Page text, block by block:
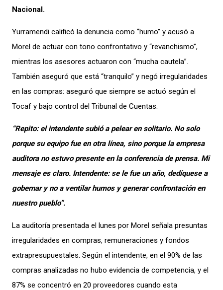
Nacional.
Yurramendi calificó la denuncia como “humo” y acusó a
Morel de actuar con tono confrontativo y “revanchismo”,
mientras los asesores actuaron con “mucha cautela”.
También aseguró que está “tranquilo” y negó irregularidades
en las compras: aseguró que siempre se actuó según el
Tocaf y bajo control del Tribunal de Cuentas.
“Repito: el intendente subió a pelear en solitario. No solo
porque su equipo fue en otra línea, sino porque la empresa
auditora no estuvo presente en la conferencia de prensa. Mi
mensaje es claro. Intendente: se le fue un año, dedíquese a
gobernar y no a ventilar humos y generar confrontación en
nuestro pueblo”.
La auditoría presentada el lunes por Morel señala presuntas
irregularidades en compras, remuneraciones y fondos
extrapresupuestales. Según el intendente, en el 90% de las
compras analizadas no hubo evidencia de competencia, y el
87% se concentró en 20 proveedores cuando esta